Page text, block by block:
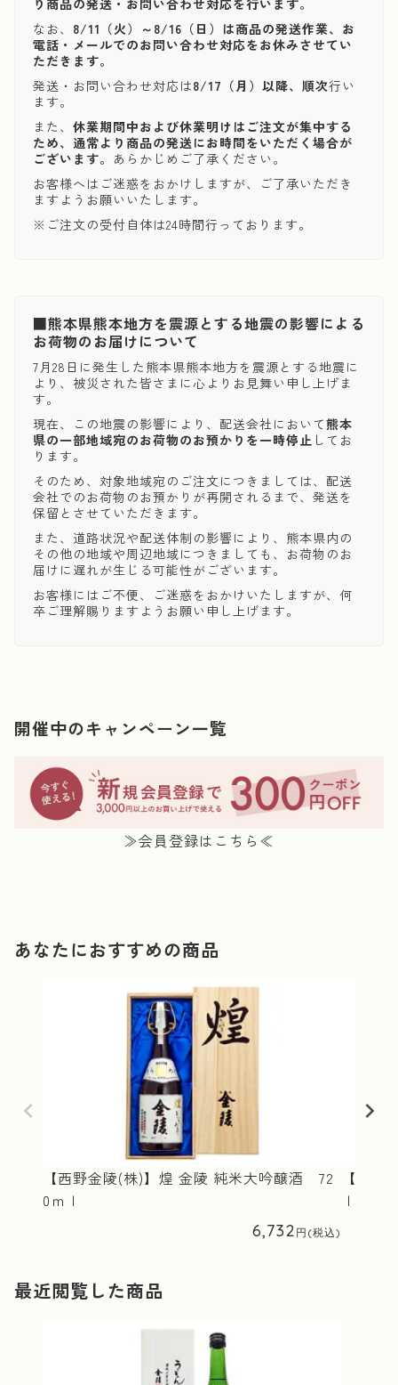
り商品の発送・お問い合わせ対応を行います。
なお、 8/11（火）～8/16（日）は商品の発送作業、お
電話・メールでのお問い合わせ対応をお休みさせてい
ただきます。
発送・お問い合わせ対応は8/17（月）以降、順次行い
ます。
また、 休業期間中および休業明けはご注文が集中する
ため、通常より商品の発送にお時間をいただく場合が
ございます。 あらかじめご了承ください。
お客様へはご迷惑をおかけしますが、ご了承いただき
ますようお願いいたします。
※ご注文の受付自体は24時間行っております。
■熊本県熊本地方を震源とする地震の影響による
お荷物のお届けについて
7月28日に発生した熊本県熊本地方を震源とする地震に
より、被災された皆さまに心よりお見舞い申し上げま
す。
現在、この地震の影響により、配送会社において熊本
県の一部地域宛のお荷物のお預かりを一時停止 してお
ります。
そのため、対象地域宛のご注文につきましては、配送
会社でのお荷物のお預かりが再開されるまで、発送を
保留とさせていただきます。
また、道路状況や配送体制の影響により、熊本県内の
その他の地域や周辺地域につきましても、お荷物のお
届けに遅れが生じる可能性がございます。
お客様にはご不便、ご迷惑をおかけいたしますが、何
卒ご理解賜りますようお願い申し上げます。
開催中のキャンペーン一覧
≫会員登録はこちら≪
あなたにおすすめの商品
【西野金陵(株)】煌 金陵 純米大吟醸酒 72
0ｍｌ
6,732
【西
ｌ
最近閲覧した商品